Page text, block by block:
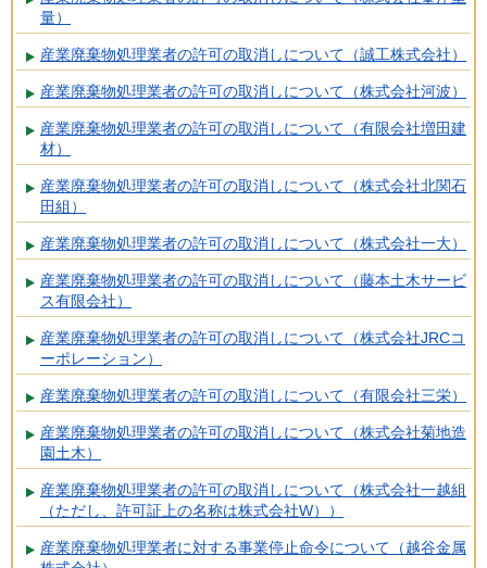
量）
産業廃棄物処理業者の許可の取消しについて（誠工株式会社）
産業廃棄物処理業者の許可の取消しについて（株式会社河波）
産業廃棄物処理業者の許可の取消しについて（有限会社増田建
材）
産業廃棄物処理業者の許可の取消しについて（株式会社北関石
田組）
産業廃棄物処理業者の許可の取消しについて（株式会社一大）
産業廃棄物処理業者の許可の取消しについて（藤本土木サービ
ス有限会社）
産業廃棄物処理業者の許可の取消しについて（株式会社JRCコ
ーポレーション）
産業廃棄物処理業者の許可の取消しについて（有限会社三栄）
産業廃棄物処理業者の許可の取消しについて（株式会社菊地造
園土木）
産業廃棄物処理業者の許可の取消しについて（株式会社一越組
（ただし、許可証上の名称は株式会社W））
産業廃棄物処理業者に対する事業停止命令について（越谷金属